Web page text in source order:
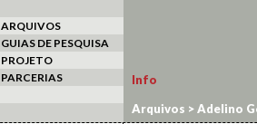
ARQUIVOS
GUIAS DE PESQUISA
PROJETO
PARCERIAS
Info
Arquivos >Adelino